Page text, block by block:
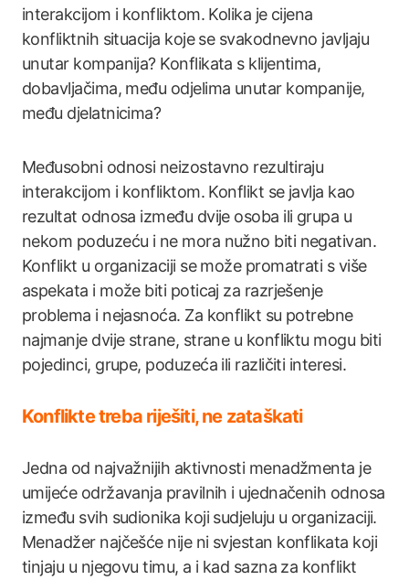
interakcijom i konfliktom. Kolika je cijena
konfliktnih situacija koje se svakodnevno javljaju
unutar kompanija? Konflikata s klijentima,
dobavljačima, među odjelima unutar kompanije,
među djelatnicima?
Međusobni odnosi neizostavno rezultiraju
interakcijom i konfliktom. Konflikt se javlja kao
rezultat odnosa između dvije osoba ili grupa u
nekom poduzeću i ne mora nužno biti negativan.
Konflikt u organizaciji se može promatrati s više
aspekata i može biti poticaj za razrješenje
problema i nejasnoća. Za konflikt su potrebne
najmanje dvije strane, strane u konfliktu mogu biti
pojedinci, grupe, poduzeća ili različiti interesi.
Konflikte treba riješiti, ne zataškati
Jedna od najvažnijih aktivnosti menadžmenta je
umijeće održavanja pravilnih i ujednačenih odnosa
između svih sudionika koji sudjeluju u organizaciji.
Menadžer najčešće nije ni svjestan konflikata koji
tinjaju u njegovu timu, a i kad sazna za konflikt